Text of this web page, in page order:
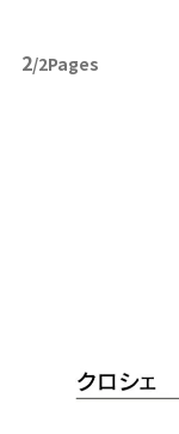
2/2Pages